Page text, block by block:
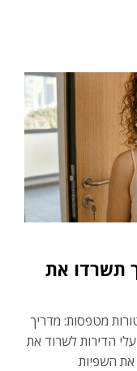
תשרדו את
מטפסות: מדריך
הדירות לשרוד את
את השפיות